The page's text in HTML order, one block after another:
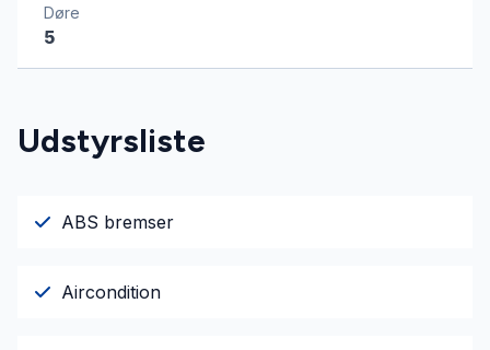
Døre
5
Udstyrsliste
ABS bremser
Aircondition